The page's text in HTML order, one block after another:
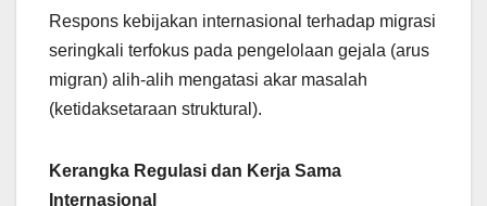
Respons kebijakan internasional terhadap migrasi
seringkali terfokus pada pengelolaan gejala (arus
migran) alih-alih mengatasi akar masalah
(ketidaksetaraan struktural).
Kerangka Regulasi dan Kerja Sama
Internasional